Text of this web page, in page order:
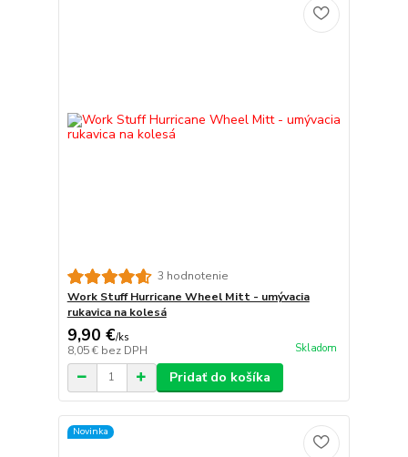
3 hodnotenie
Work Stuff Hurricane Wheel Mitt - umývacia
rukavica na kolesá
9,90 €/ks
8,05 € bez DPH Skladom
Pridať do košíka
Novinka